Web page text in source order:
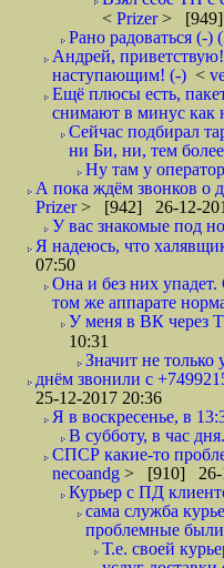
< Prizer> [949]
Рано радоваться (-)
Андрей,
наступающим! (-) <
Ещё плюсы есть,
снимают в минус как
Сейчас подбирал
ни Би, ни, тем
Ну там у
А пока ждём звонков о
Prizer> [942] 26-12-
У вас знакомые под
Я надеюсь, что
07:50
Она и без них упадет.
том же аппарате
У меня в ВК через
10:31
Значит не только
днём звонили с
25-12-2017 20:36
Я в воскресенье, в
В субботу, в час
СПСР какие-то
necoandg > [910] 26-
Курьер с ПД
сама служба
проблемные
Т.е. своей